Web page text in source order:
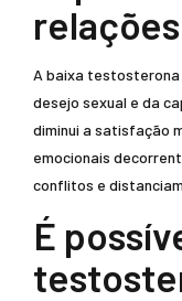
A baixa testosterona
desejo sexual e da
diminui a satisfação
emocionais
conflitos e
É